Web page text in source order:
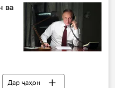
ва
Дар ҷаҳон